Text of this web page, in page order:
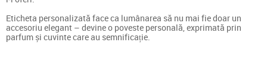
Eticheta personalizată face ca lumânarea să nu mai fie doar un
accesoriu elegant – devine o poveste personală, exprimată prin
parfum și cuvinte care au semnificație.